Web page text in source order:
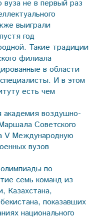
вуза не в первый раз
выиграли
год
Такие традиции
филиала
в области
И в этом
есть чем
академия воздушно-
Советского
V Международную
вузов
по
семь команд из
Казахстана,
показавших
национального